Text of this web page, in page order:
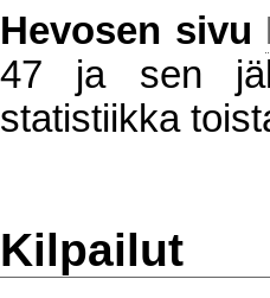
Hevosen sivu
47 ja sen
statistiikka
Kilpailut